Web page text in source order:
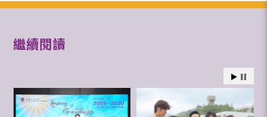
繼續閱讀